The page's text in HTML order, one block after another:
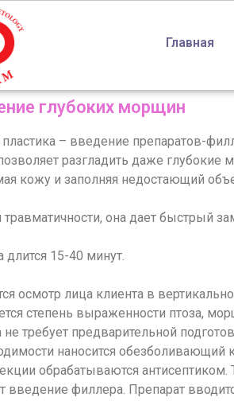
Главная
глубоких морщин
пластика – введение препаратов-
разгладить даже
кожу и заполняя недостающий
она дает быстрый
15-40 минут.
осмотр лица клиента в
степень выраженности птоза,
не требует предварительной
наносится обезболивающий
обрабатываются антисептиком.
введение филлера. Препарат